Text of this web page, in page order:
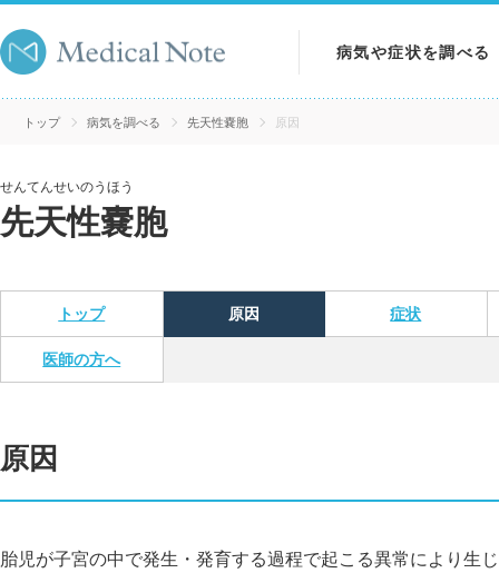
病気や症状を調べる
病気を調べる
トップ 病気を調べる 先天性嚢胞 原因
せんてんせいのうほう
先天性嚢胞
トップ 原因 症状
医師の方へ
原因
胎児が子宮の中で発生・発育する過程で起こる異常により生